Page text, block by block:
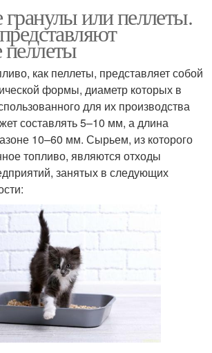
или пеллеты.
как пеллеты, представляет собой
формы, диаметр которых в
для их производства
составлять 5–10 мм, а длина
10–60 мм. Сырьем, из которого
топливо, являются отходы
занятых в следующих